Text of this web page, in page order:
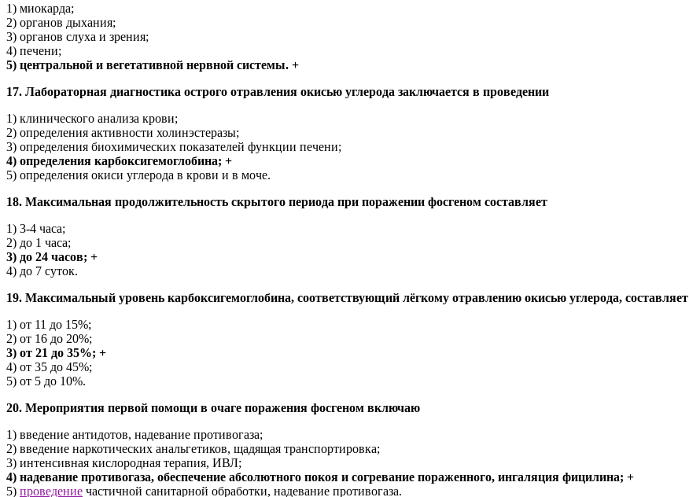
1) миокарда;
2) органов дыхания;
3) органов слуха и зрения;
4) печени;
5) центральной и вегетативной нервной системы. +
17. Лабораторная диагностика острого отравления окисью углерода заключается в проведении
1) клинического анализа крови;
2) определения активности холинэстеразы;
3) определения биохимических показателей функции печени;
4) определения карбоксигемоглобина; +
5) определения окиси углерода в крови и в моче.
18. Максимальная продолжительность скрытого периода при поражении фосгеном составляет
1) 3-4 часа;
2) до 1 часа;
3) до 24 часов; +
4) до 7 суток.
19. Максимальный уровень карбоксигемоглобина, соответствующий лёгкому отравлению окисью углерода, составляет
1) от 11 до 15%;
2) от 16 до 20%;
3) от 21 до 35%; +
4) от 35 до 45%;
5) от 5 до 10%.
20. Мероприятия первой помощи в очаге поражения фосгеном включаю
1) введение антидотов, надевание противогаза;
2) введение наркотических анальгетиков, щадящая транспортировка;
3) интенсивная кислородная терапия, ИВЛ;
4) надевание противогаза, обеспечение абсолютного покоя и согревание пораженного, ингаляция фицилина; +
5) проведение частичной санитарной обработки, надевание противогаза.